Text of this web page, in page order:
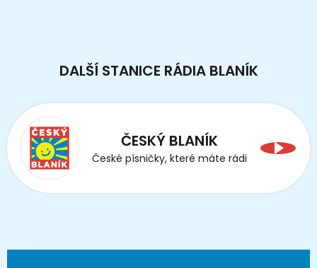
DALŠÍ STANICE RÁDIA BLANÍK
ČESKÝ BLANÍK
České písničky, které máte rádi